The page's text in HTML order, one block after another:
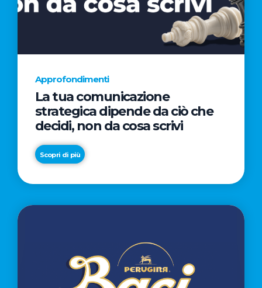
AL
CINEMA
NELLA
CAMPAGNA
REGISTA
PREMIO
OSCAR®
Approfondimenti
La tua comunicazione
strategica dipende da ciò che
decidi, non da cosa scrivi
Scopri di più